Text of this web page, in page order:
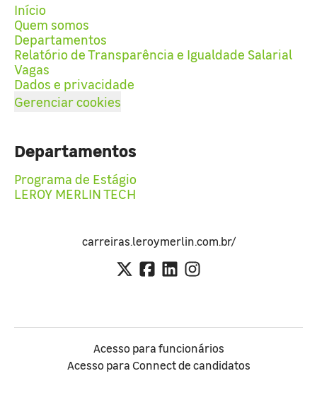
Início
Quem somos
Departamentos
Relatório de Transparência e Igualdade Salarial
Vagas
Dados e privacidade
Gerenciar cookies
Departamentos
Programa de Estágio
LEROY MERLIN TECH
carreiras.leroymerlin.com.br/
Acesso para funcionários
Acesso para Connect de candidatos